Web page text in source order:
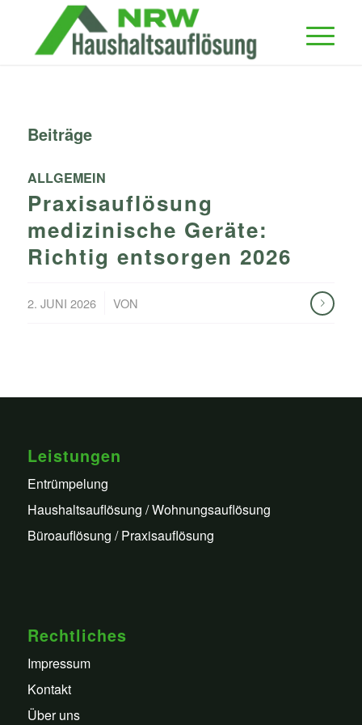
Beiträge
ALLGEMEIN
Praxisauflösung
medizinische Geräte:
Richtig entsorgen 2026
2. JUNI 2026 VON
Leistungen
Entrümpelung
Haushaltsauflösung / Wohnungsauflösung
Büroauflösung / Praxisauflösung
Rechtliches
Impressum
Kontakt
Über uns